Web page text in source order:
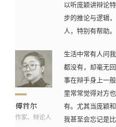
以听庞颖讲辩论
步的推论与逻辑
人，特别有帮助。
作家、辩论人
生活中常有人问
都没有，却毫无
事在辩手身上一
里常常觉得对方
有。尤其当庞颖
我甚至会忘记是